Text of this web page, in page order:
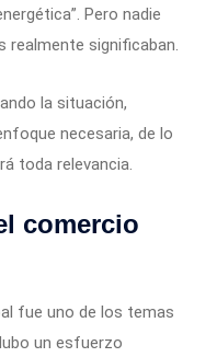
Pero nadie
realmente significaban.
la situación,
necesaria, de lo
toda relevancia.
comercio
fue uno de los temas
un esfuerzo